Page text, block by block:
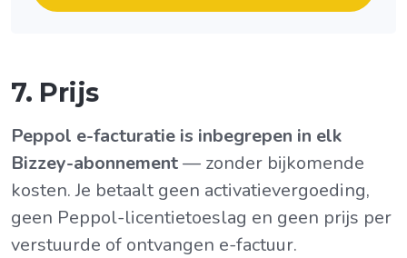
7. Prijs
Peppol e-facturatie is inbegrepen in elk
Bizzey-abonnement— zonder bijkomende
kosten. Je betaalt geen activatievergoeding,
geen Peppol-licentietoeslag en geen prijs per
verstuurde of ontvangen e-factuur.